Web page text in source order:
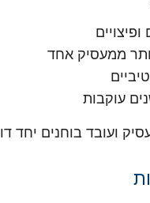
ממעסיק אחד
עוקבות